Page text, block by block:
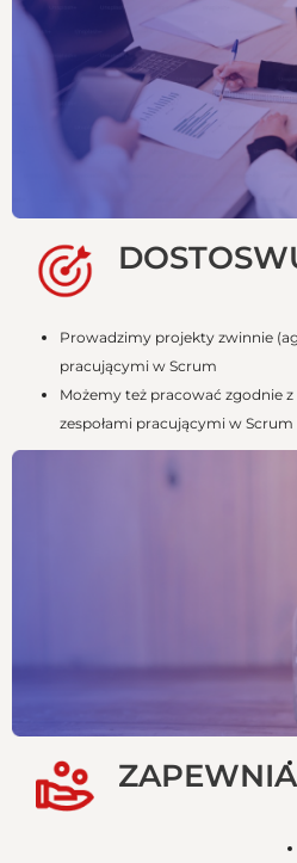
Prowadzimy projekty zwinnie
pracującymi w Scrum
Możemy też pracować zgodnie z
zespołami pracującymi w